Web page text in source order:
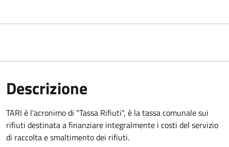
Descrizione
TARI è l'acronimo di "Tassa Rifiuti", è la tassa comunale sui
rifiuti destinata a finanziare integralmente i costi del servizio
di raccolta e smaltimento dei rifiuti.